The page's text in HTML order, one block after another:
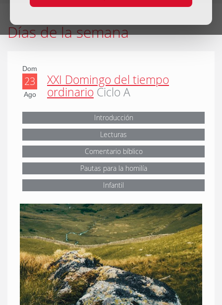
Días de la semana
Dom
23
Ago
XXI Domingo del tiempo
ordinario Ciclo A
Introducción
Lecturas
Comentario bíblico
Pautas para la homilía
Infantil